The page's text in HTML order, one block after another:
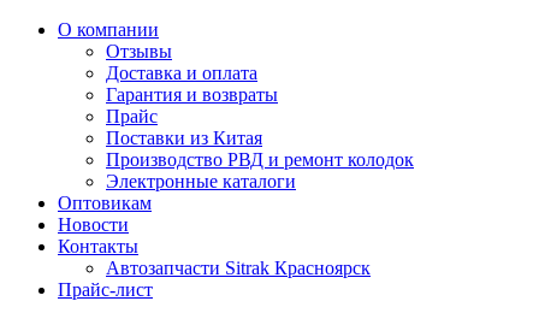
О компании
Отзывы
Доставка и оплата
Гарантия и возвраты
Прайс
Поставки из Китая
Производство РВД и ремонт колодок
Электронные каталоги
Оптовикам
Новости
Контакты
Автозапчасти Sitrak Красноярск
Прайс-лист